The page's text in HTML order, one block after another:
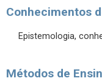
Conhecimentos
Epistemologia,
Métodos de